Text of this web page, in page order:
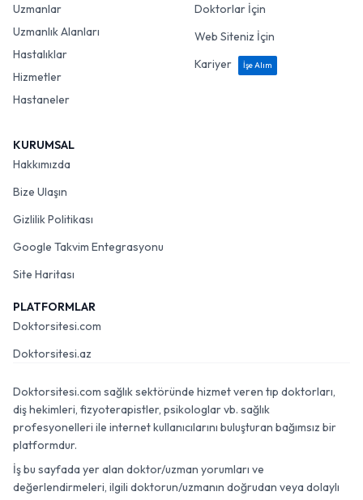
Uzmanlar
Uzmanlık Alanları
Hastalıklar
Hizmetler
Hastaneler
Doktorlar İçin
Web Siteniz İçin
Kariyer
İşe Alım
KURUMSAL
Hakkımızda
Bize Ulaşın
Gizlilik Politikası
Google Takvim Entegrasyonu
Site Haritası
PLATFORMLAR
Doktorsitesi.com
Doktorsitesi.az
Doktorsitesi.com sağlık sektöründe hizmet veren tıp doktorları,
diş hekimleri, fizyoterapistler, psikologlar vb. sağlık
profesyonelleri ile internet kullanıcılarını buluşturan bağımsız bir
platformdur.
İş bu sayfada yer alan doktor/uzman yorumları ve
değerlendirmeleri, ilgili doktorun/uzmanın doğrudan veya dolaylı